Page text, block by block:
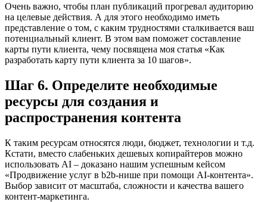
Очень важно, чтобы план публикаций прогревал аудиторию
на целевые действия. А для этого необходимо иметь
представление о том, с каким трудностями сталкивается ваш
потенциальный клиент. В этом вам поможет составление
карты пути клиента, чему посвящена моя статья «Как
разработать карту пути клиента за 10 шагов».
Шаг 6. Определите необходимые
ресурсы для создания и
распространения контента
К таким ресурсам относятся люди, бюджет, технологии и т.д.
Кстати, вместо слабеньких дешевых копирайтеров можно
использовать AI – доказано нашим успешным кейсом
«Продвижение услуг в b2b-нише при помощи AI-контента».
Выбор зависит от масштаба, сложности и качества вашего
контент-маркетинга.